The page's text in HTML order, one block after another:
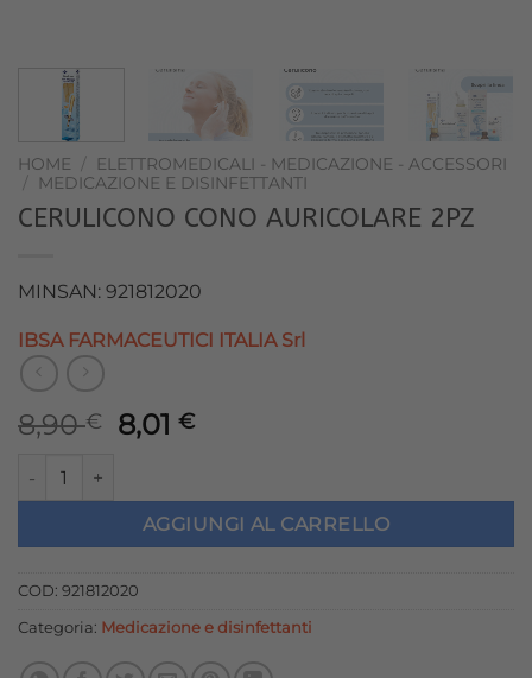
HOME /
ELETTROMEDICALI - MEDICAZIONE - ACCESSORI
/
MEDICAZIONE E DISINFETTANTI
CERULICONO CONO AURICOLARE 2PZ
MINSAN: 921812020
IBSA FARMACEUTICI ITALIA Srl
8,90€
Il
era:
8,90 €.
8,01€Il
è:
8,01 €.
AGGIUNGI AL CARRELLO
COD: 921812020
Categoria: Medicazione e disinfettanti